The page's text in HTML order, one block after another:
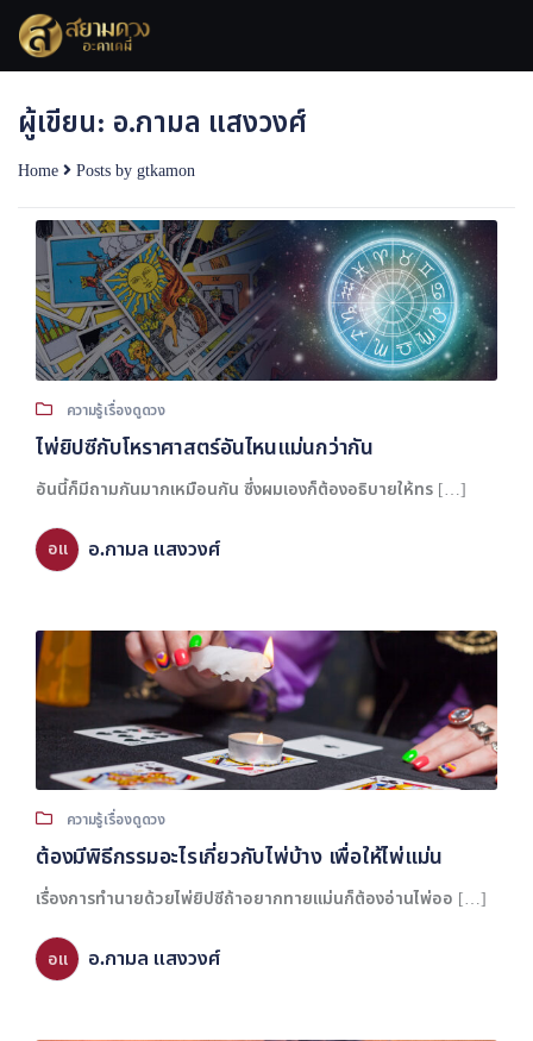
Skip
content
ผู้เขียน: อ.กามล แสงวงศ์
Home Posts by gtkamon
ความรู้เรื่องดูดวง
ไพ่ยิปซีกับโหราศาสตร์อันไหนแม่นกว่ากัน
อันนี้ก็มีถามกันมากเหมือนกัน ซึ่งผมเองก็ต้องอธิบายให้ทร […]
อแ อ.กามล แสงวงศ์
ความรู้เรื่องดูดวง
ต้องมีพิธีกรรมอะไรเกี่ยวกับไพ่บ้าง เพื่อให้ไพ่แม่น
เรื่องการทำนายด้วยไพ่ยิปซีถ้าอยากทายแม่นก็ต้องอ่านไพ่ออ […]
อแ อ.กามล แสงวงศ์